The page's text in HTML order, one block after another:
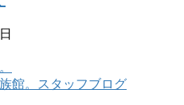
館。スタッフブログ